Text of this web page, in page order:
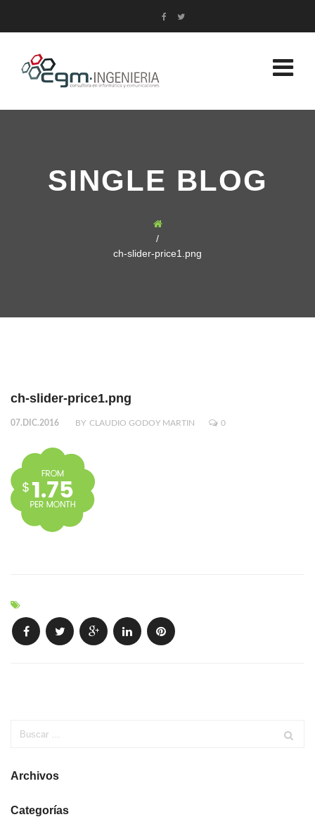
SINGLE BLOG
/
ch-slider-price1.png
ch-slider-price1.png
07.DIC.2016 BY CLAUDIO GODOY MARTIN 0
Archivos
Categorías